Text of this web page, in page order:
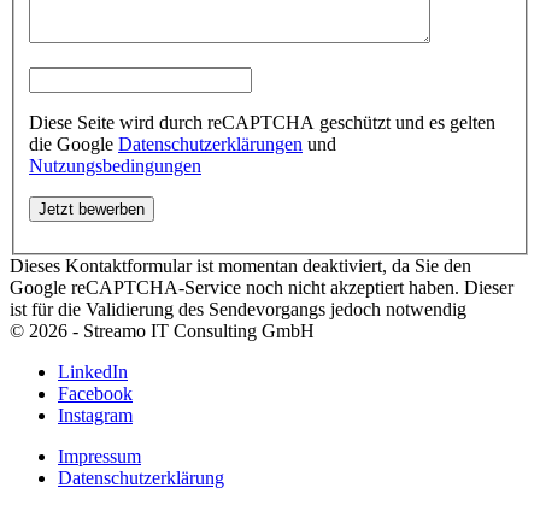
Diese Seite wird durch reCAPTCHA geschützt und es gelten
die Google Datenschutzerklärungen und
Nutzungsbedingungen
Dieses Kontaktformular ist momentan deaktiviert, da Sie den
Google reCAPTCHA-Service noch nicht akzeptiert haben. Dieser
ist für die Validierung des Sendevorgangs jedoch notwendig
© 2026 - Streamo IT Consulting GmbH
LinkedIn
Facebook
Instagram
Impressum
Datenschutzerklärung